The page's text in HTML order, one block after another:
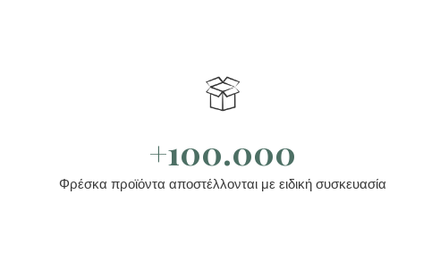
+100.000
Φρέσκα προϊόντα αποστέλλονται με ειδική συσκευασία